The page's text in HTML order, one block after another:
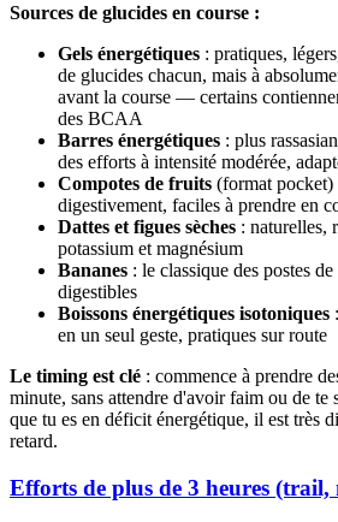
Sources de glucides en course :
Gels énergétiques : pratiques,
de glucides chacun, mais à
avant la course — certains
des BCAA
Barres énergétiques : plus
des efforts à intensité modérée,
Compotes de fruits (format pocket)
digestivement, faciles à prendre en
Dattes et figues sèches : naturelles,
potassium et magnésium
Bananes : le classique des postes
digestibles
Boissons énergétiques isotoniques
en un seul geste, pratiques sur route
Le timing est clé : commence à prendre
minute, sans attendre d'avoir faim ou de
que tu es en déficit énergétique, il est très
retard.
Efforts de plus de 3 heures